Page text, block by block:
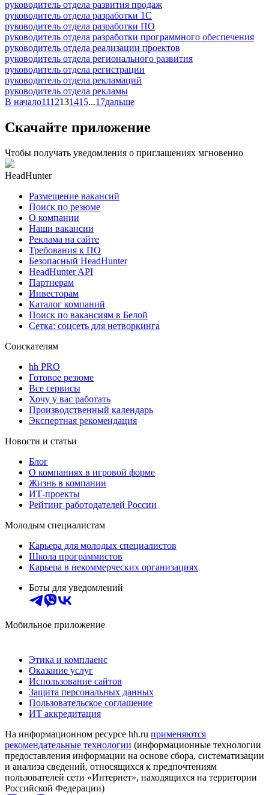
руководитель отдела развития продаж
руководитель отдела разработки 1С
руководитель отдела разработки ПО
руководитель отдела разработки программного обеспечения
руководитель отдела реализации проектов
руководитель отдела регионального развития
руководитель отдела регистрации
руководитель отдела рекламаций
руководитель отдела рекламы
В начало1112131415...17дальше
Скачайте приложение
Чтобы получать уведомления о приглашениях мгновенно
HeadHunter
Размещение вакансий
Поиск по резюме
О компании
Наши вакансии
Реклама на сайте
Требования к ПО
Безопасный HeadHunter
HeadHunter API
Партнерам
Инвесторам
Каталог компаний
Поиск по вакансиям в Белой
Сетка: соцсеть для нетворкинга
Соискателям
hh PRO
Готовое резюме
Все сервисы
Хочу у вас работать
Производственный календарь
Экспертная рекомендация
Новости и статьи
Блог
О компаниях в игровой форме
Жизнь в компании
ИТ-проекты
Рейтинг работодателей России
Молодым специалистам
Карьера для молодых специалистов
Школа программистов
Карьера в некоммерческих организациях
Боты для уведомлений
Мобильное приложение
Этика и комплаенс
Оказание услуг
Использование сайтов
Защита персональных данных
Пользовательское соглашение
ИТ аккредитация
На информационном ресурсе hh.ru применяются
рекомендательные технологии (информационные технологии
предоставления информации на основе сбора, систематизации
и анализа сведений, относящихся к предпочтениям
пользователей сети «Интернет», находящихся на территории
Российской Федерации)